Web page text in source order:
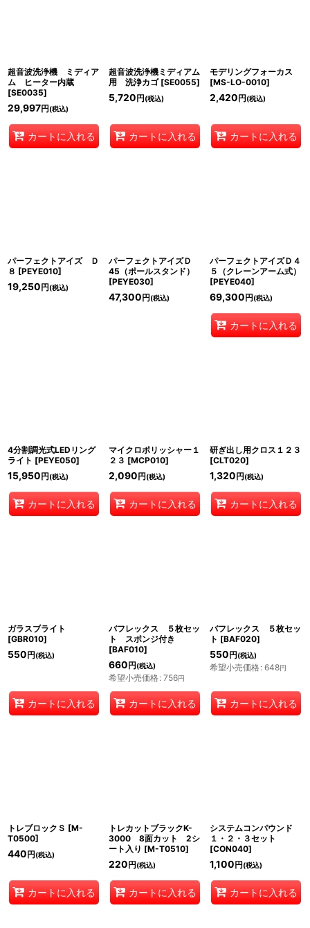
超音波洗浄機 ミディア
ム ヒーター内蔵
[SE0035]
29,997円 (税込)
カートに入れる
超音波洗浄機ミディアム
用 洗浄カゴ [SE0055]
5,720 円 (税込)
カートに入れる
モデリングフォーカス
[MS-LO-0010]
2,420 円 (税込)
カートに入れる
パーフェクトアイズ Ｄ
８ [PEYE010]
19,250 円 (税込)
パーフェクトアイズＤ
45（ポールスタンド）
[PEYE030]
47,300 円 (税込)
パーフェクトアイズＤ４
５（クレーンアーム式）
[PEYE040]
69,300 円 (税込)
カートに入れる
4分割調光式LEDリング
ライト [PEYE050]
15,950 円 (税込)
カートに入れる
マイクロポリッシャー１
２３ [MCP010]
2,090 円 (税込)
カートに入れる
研ぎ出し用クロス１２３
[CLT020]
1,320 円 (税込)
カートに入れる
ガラスブライト
[GBR010]
550 円 (税込)
カートに入れる
バフレックス ５枚セッ
ト スポンジ付き
[BAF010]
660 円 (税込)
希望小売価格: 756円
カートに入れる
バフレックス ５枚セッ
ト [BAF020]
550 円 (税込)
希望小売価格: 648円
カートに入れる
トレブロックＳ [M-
T0500]
440 円 (税込)
カートに入れる
トレカットブラックK-
3000 8面カット 2シ
ート入り [M-T0510]
220 円 (税込)
カートに入れる
システムコンパウンド
１・２・３セット
[CON040]
1,100 円 (税込)
カートに入れる